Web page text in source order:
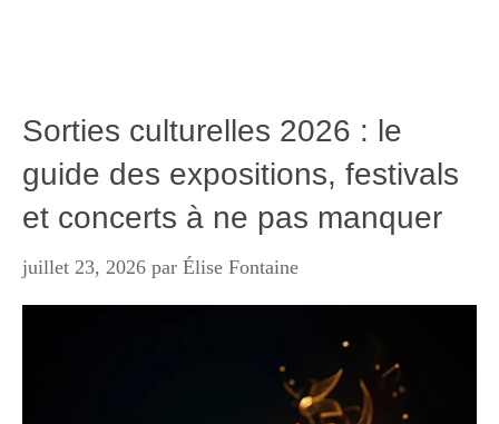
Sorties culturelles 2026 : le
guide des expositions, festivals
et concerts à ne pas manquer
juillet 23, 2026 par Élise Fontaine